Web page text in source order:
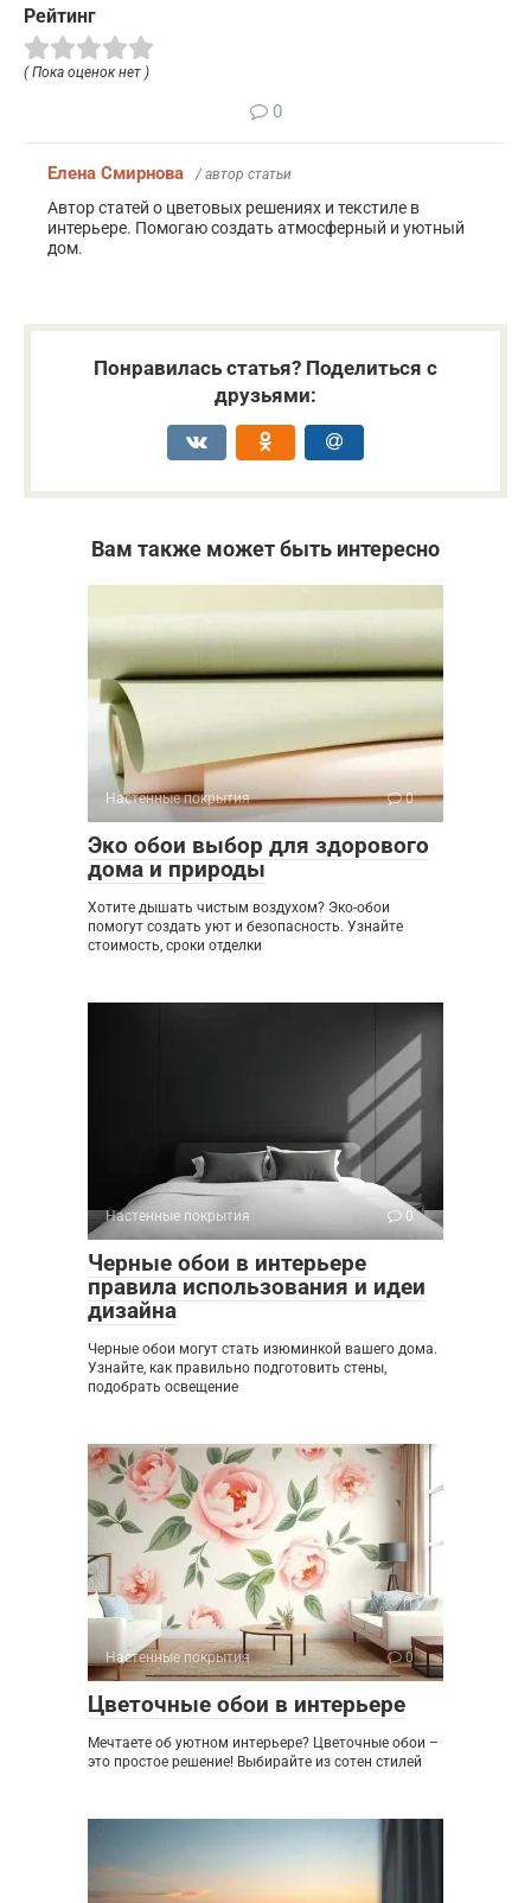
Рейтинг
( Пока оценок нет )
0
Елена Смирнова / автор статьи
Автор статей о цветовых решениях и текстиле в
интерьере. Помогаю создать атмосферный и уютный
дом.
Понравилась статья? Поделиться с
друзьями:
Вам также может быть интересно
Настенные покрытия 0
Эко обои выбор для здорового
дома и природы
Хотите дышать чистым воздухом? Эко-обои
помогут создать уют и безопасность. Узнайте
стоимость, сроки отделки
Настенные покрытия 0
Черные обои в интерьере
правила использования и идеи
дизайна
Черные обои могут стать изюминкой вашего дома.
Узнайте, как правильно подготовить стены,
подобрать освещение
Настенные покрытия 0
Цветочные обои в интерьере
Мечтаете об уютном интерьере? Цветочные обои –
это простое решение! Выбирайте из сотен стилей